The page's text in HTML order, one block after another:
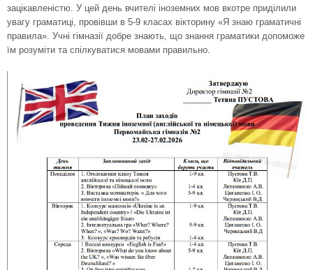
зацікавленістю. У цей день вчителі іноземних мов вкотре приділили
увагу граматиці, провівши в 5-9 класах вікторину «Я знаю граматичні
правила». Учні гімназії добре знають, що знання граматики допоможе
їм розуміти та спілкуватися мовами правильно.